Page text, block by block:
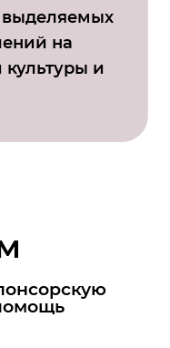
выделяемых
на
культуры и